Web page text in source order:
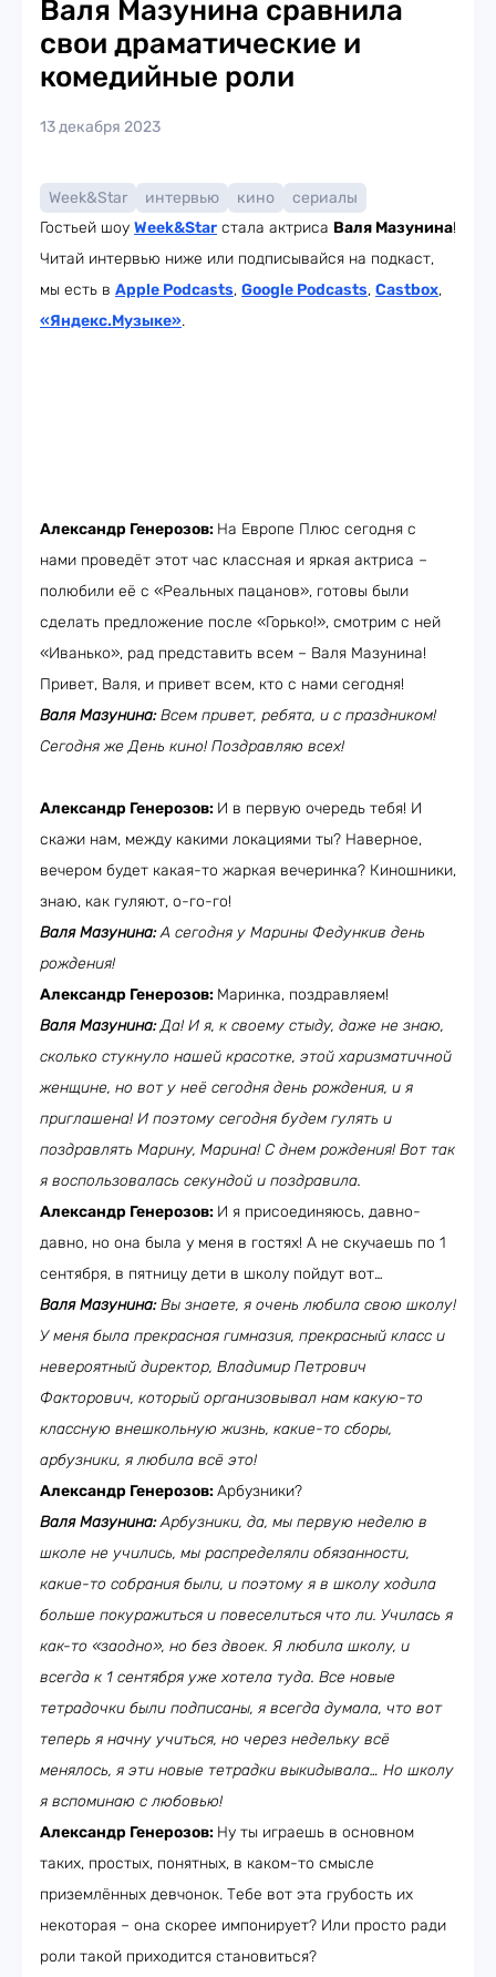
Валя Мазунина сравнила
свои драматические и
комедийные роли
13 декабря 2023
Week&Star интервью кино
сериалы
Гостьей шоу Week&Star стала актриса Валя Мазунина!
Читай интервью ниже или подписывайся на подкаст,
мы есть в Apple Podcasts, Google Podcasts, Castbox,
«Яндекс.Музыке».
Александр Генерозов: На Европе Плюс сегодня с
нами проведёт этот час классная и яркая актриса –
полюбили её с «Реальных пацанов», готовы были
сделать предложение после «Горько!», смотрим с ней
«Иванько», рад представить всем – Валя Мазунина!
Привет, Валя, и привет всем, кто с нами сегодня!
Валя Мазунина:Всем привет, ребята, и с праздником!
Сегодня же День кино! Поздравляю всех!
Александр Генерозов: И в первую очередь тебя! И
скажи нам, между какими локациями ты? Наверное,
вечером будет какая-то жаркая вечеринка? Киношники,
знаю, как гуляют, о-го-го!
Валя Мазунина:А сегодня у Марины Федункив день
рождения!
Александр Генерозов: Маринка, поздравляем!
Валя Мазунина:Да! И я, к своему стыду, даже не знаю,
сколько стукнуло нашей красотке, этой харизматичной
женщине, но вот у неё сегодня день рождения, и я
приглашена! И поэтому сегодня будем гулять и
поздравлять Марину, Марина! С днем рождения! Вот так
я воспользовалась секундой и поздравила.
Александр Генерозов: И я присоединяюсь, давно-
давно, но она была у меня в гостях! А не скучаешь по 1
сентября, в пятницу дети в школу пойдут вот…
Валя Мазунина:Вы знаете, я очень любила свою школу!
У меня была прекрасная гимназия, прекрасный класс и
невероятный директор, Владимир Петрович
Факторович, который организовывал нам какую-то
классную внешкольную жизнь, какие-то сборы,
арбузники, я любила всё это!
Александр Генерозов:Арбузники?
Валя Мазунина:Арбузники, да, мы первую неделю в
школе не учились, мы распределяли обязанности,
какие-то собрания были, и поэтому я в школу ходила
больше покуражиться и повеселиться что ли. Училась я
как-то «заодно», но без двоек. Я любила школу, и
всегда к 1 сентября уже хотела туда. Все новые
тетрадочки были подписаны, я всегда думала, что вот
теперь я начну учиться, но через недельку всё
менялось, я эти новые тетрадки выкидывала… Но школу
я вспоминаю с любовью!
Александр Генерозов: Ну ты играешь в основном
таких, простых, понятных, в каком-то смысле
приземлённых девчонок. Тебе вот эта грубость их
некоторая – она скорее импонирует? Или просто ради
роли такой приходится становиться?